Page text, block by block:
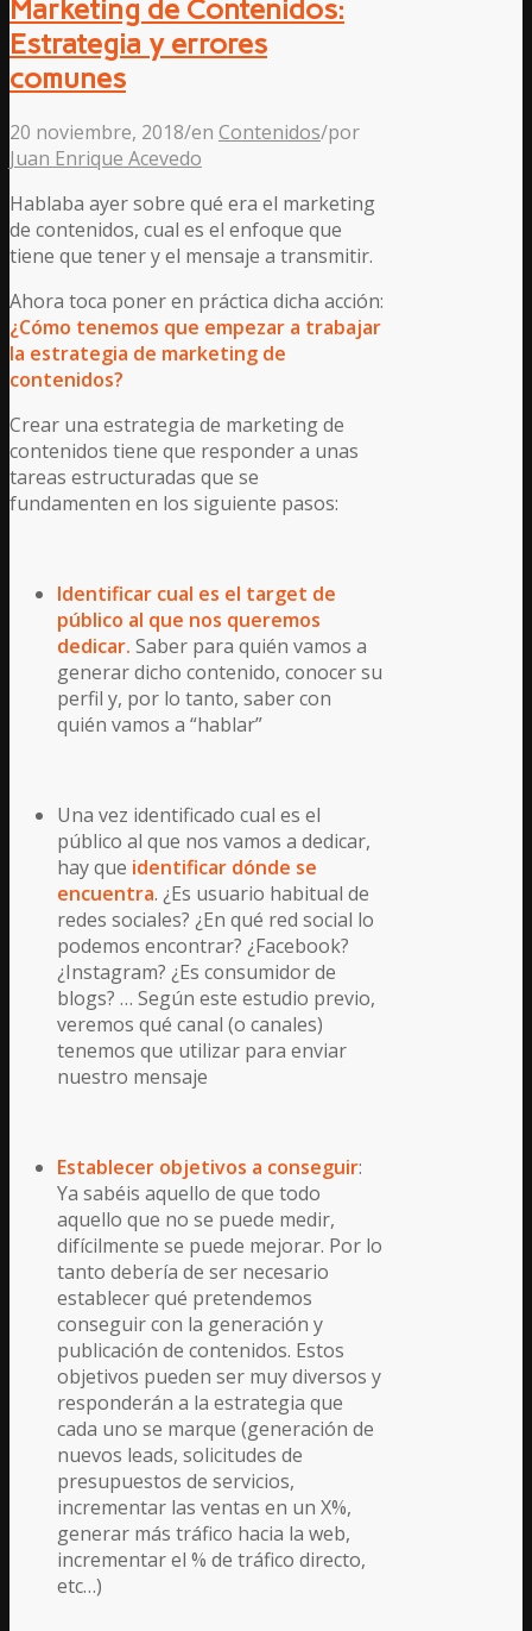
Marketing de Contenidos:
Estrategia y errores
comunes
20 noviembre, 2018/en Contenidos/por
Juan Enrique Acevedo
Hablaba ayer sobre qué era el marketing
de contenidos, cual es el enfoque que
tiene que tener y el mensaje a transmitir.
Ahora toca poner en práctica dicha acción:
¿Cómo tenemos que empezar a trabajar
la estrategia de marketing de
contenidos?
Crear una estrategia de marketing de
contenidos tiene que responder a unas
tareas estructuradas que se
fundamenten en los siguiente pasos:
Identificar cual es el target de
público al que nos queremos
dedicar. Saber para quién vamos a
generar dicho contenido, conocer su
perfil y, por lo tanto, saber con
quién vamos a “hablar”
Una vez identificado cual es el
público al que nos vamos a dedicar,
hay que identificar dónde se
encuentra. ¿Es usuario habitual de
redes sociales? ¿En qué red social lo
podemos encontrar? ¿Facebook?
¿Instagram? ¿Es consumidor de
blogs? … Según este estudio previo,
veremos qué canal (o canales)
tenemos que utilizar para enviar
nuestro mensaje
Establecer objetivos a conseguir:
Ya sabéis aquello de que todo
aquello que no se puede medir,
difícilmente se puede mejorar. Por lo
tanto debería de ser necesario
establecer qué pretendemos
conseguir con la generación y
publicación de contenidos. Estos
objetivos pueden ser muy diversos y
responderán a la estrategia que
cada uno se marque (generación de
nuevos leads, solicitudes de
presupuestos de servicios,
incrementar las ventas en un X%,
generar más tráfico hacia la web,
incrementar el % de tráfico directo,
etc…)